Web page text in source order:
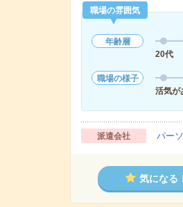
職場の雰囲気
年齢層
20代
職場の様子
活気が
派遣会社 パー
気になる